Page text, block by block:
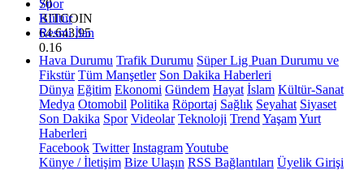
70
BITCOIN
64.643,95
0.16
Spor
Kültür
Resmi İlan
Hava Durumu Trafik Durumu Süper Lig Puan Durumu ve
Fikstür Tüm Manşetler Son Dakika Haberleri
Dünya Eğitim Ekonomi Gündem Hayat İslam Kültür-Sanat
Medya Otomobil Politika Röportaj Sağlık Seyahat Siyaset
Son Dakika Spor Videolar Teknoloji Trend YaşamYurt
Haberleri
Facebook Twitter InstagramYoutube
Künye / İletişim Bize Ulaşın RSS Bağlantıları Üyelik Girişi